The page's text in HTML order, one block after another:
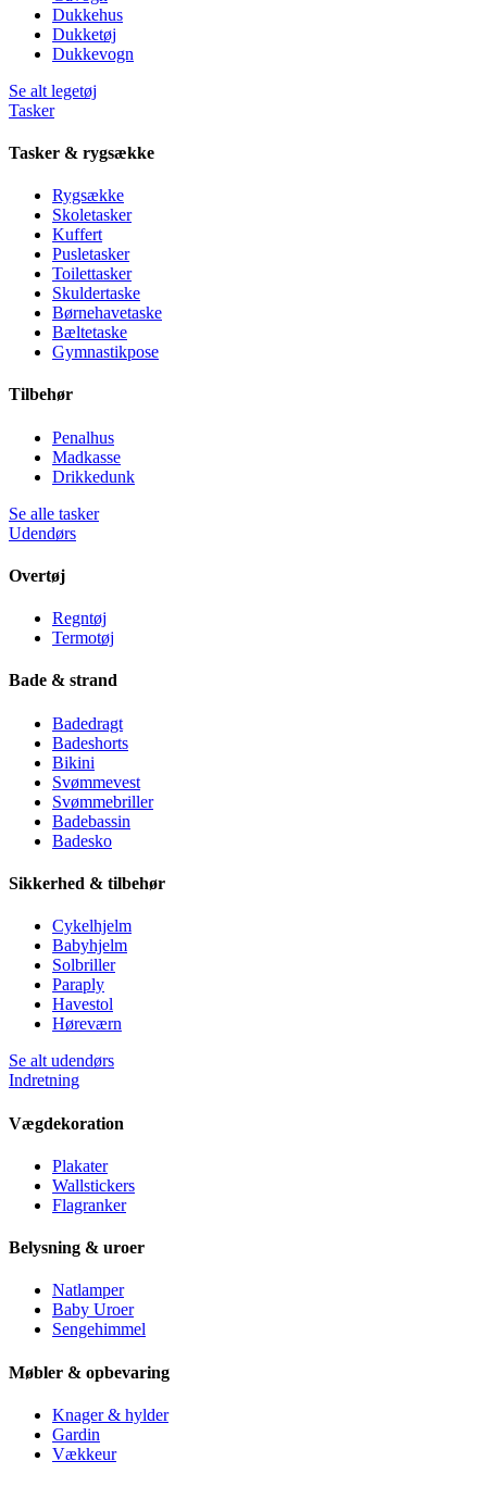
Dukkehus
Dukketøj
Dukkevogn
Se alt legetøj
Tasker
Tasker & rygsække
Rygsække
Skoletasker
Kuffert
Pusletasker
Toilettasker
Skuldertaske
Børnehavetaske
Bæltetaske
Gymnastikpose
Tilbehør
Penalhus
Madkasse
Drikkedunk
Se alle tasker
Udendørs
Overtøj
Regntøj
Termotøj
Bade & strand
Badedragt
Badeshorts
Bikini
Svømmevest
Svømmebriller
Badebassin
Badesko
Sikkerhed & tilbehør
Cykelhjelm
Babyhjelm
Solbriller
Paraply
Havestol
Høreværn
Se alt udendørs
Indretning
Vægdekoration
Plakater
Wallstickers
Flagranker
Belysning & uroer
Natlamper
Baby Uroer
Sengehimmel
Møbler & opbevaring
Knager & hylder
Gardin
Vækkeur